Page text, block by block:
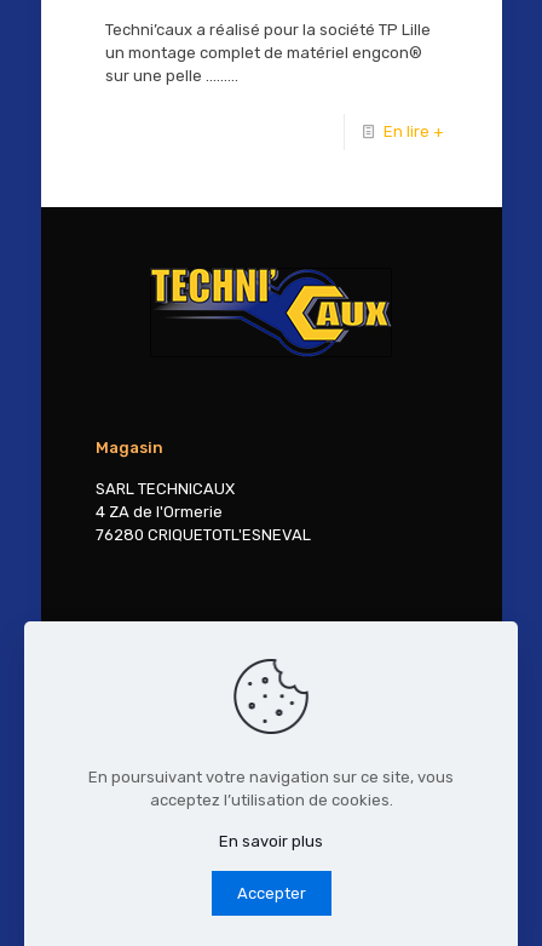
Techni’caux a réalisé pour la société TP Lille
un montage complet de matériel engcon®
sur une pelle ………
En lire +
Magasin
SARL TECHNICAUX
4 ZA de l'Ormerie
76280 CRIQUETOTL'ESNEVAL
contact@technicaux.fr
Politique de confidentialité- Réalisation :
En poursuivant votre navigation sur ce site, vous
acceptez l’utilisation de cookies.
En savoir plus
Accepter